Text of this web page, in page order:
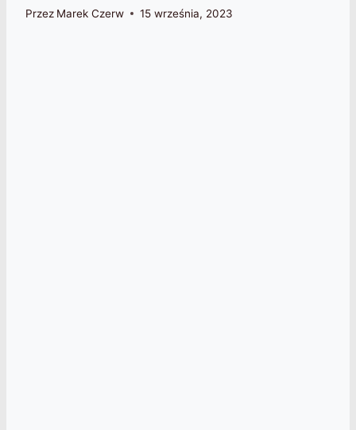
Przez Marek Czerw 15 września, 2023